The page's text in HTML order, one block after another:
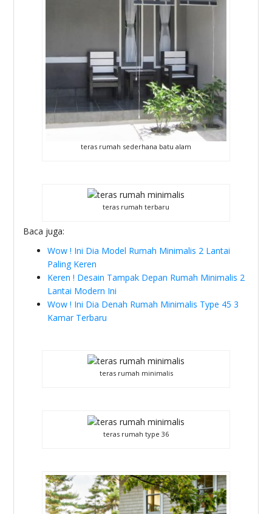
teras rumah sederhana batu alam
teras rumah terbaru
Baca juga:
Wow ! Ini Dia Model Rumah Minimalis 2 Lantai
Paling Keren
Keren ! Desain Tampak Depan Rumah Minimalis 2
Lantai Modern Ini
Wow ! Ini Dia Denah Rumah Minimalis Type 45 3
Kamar Terbaru
teras rumah minimalis
teras rumah type 36